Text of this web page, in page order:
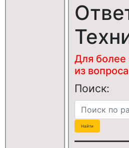
Для более
из
Поиск: